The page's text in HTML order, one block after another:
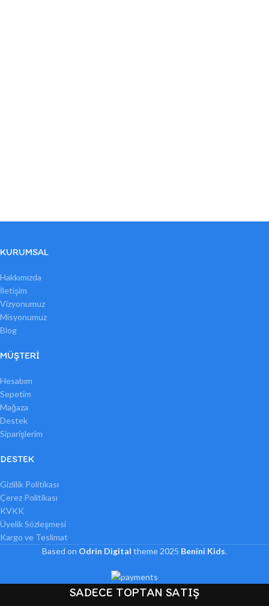
KURUMSAL
Hakkımızda
İletişim
Vizyonumuz
Misyonumuz
Blog
MÜŞTERI
Hesabım
Sepetim
Mağaza
Destek
Siparişlerim
DESTEK
Gizlilik Politikası
Çerez Politikası
KVKK
Üyelik Sözleşmesi
Kargo ve Teslimat
Based on Odrin Digital theme 2025 Benini Kids.
SADECE TOPTAN SATIŞ